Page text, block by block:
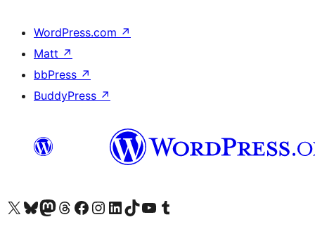
WordPress.com ↗
Matt ↗
bbPress ↗
BuddyPress ↗
Acessar nossa conta do X (antigo Twitter)
Acessar nossa conta do Bluesky
Acessar nossa conta do Mastodon
Acessar nossa conta do Threads
Acessar nossa página do Facebook
Acessar nossa conta do Instagram
Acessar nossa conta do LinkedIn
Acessar nossa conta do TikTok
Acessar nosso canal do YouTube
Acessar nossa conta no Tumblr